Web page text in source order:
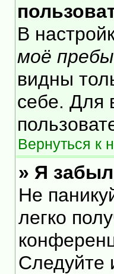
В
моё
видны
себе. Для
Вернуться к
» Я
Не
легко
Следуйте